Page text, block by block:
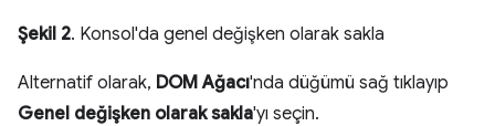
Şekil 2. Konsol'da genel değişken olarak sakla
Alternatif olarak, DOM Ağacı'nda düğümü sağ tıklayıp
Genel değişken olarak sakla'yı seçin.